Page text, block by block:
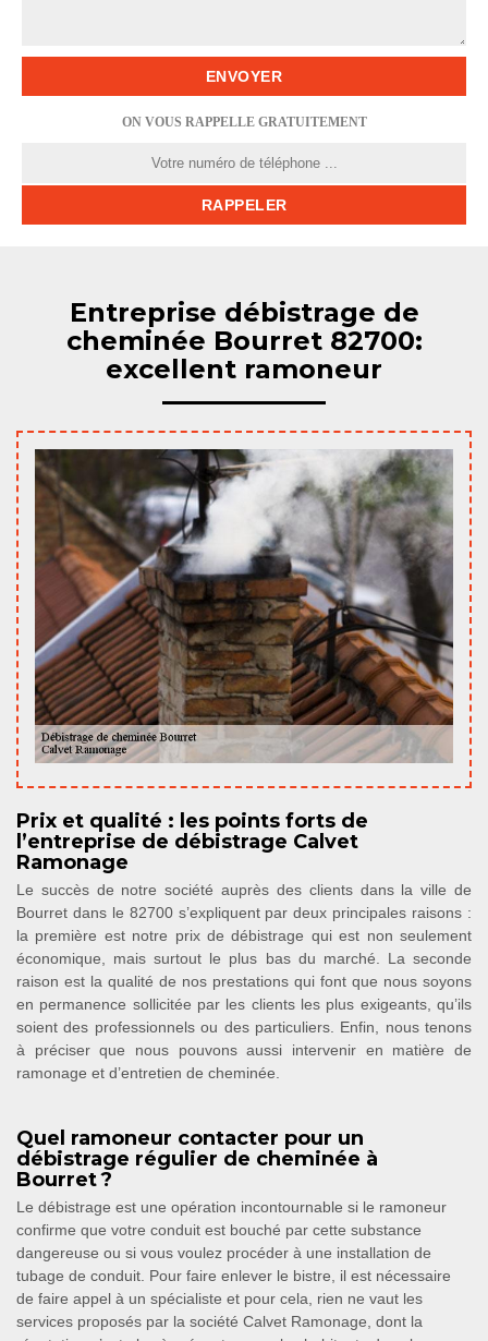
ON VOUS RAPPELLE GRATUITEMENT
Entreprise débistrage de
cheminée Bourret 82700:
excellent ramoneur
Prix et qualité : les points forts de
l’entreprise de débistrage Calvet
Ramonage
Le succès de notre société auprès des clients dans la ville de
Bourret dans le 82700 s’expliquent par deux principales raisons :
la première est notre prix de débistrage qui est non seulement
économique, mais surtout le plus bas du marché. La seconde
raison est la qualité de nos prestations qui font que nous soyons
en permanence sollicitée par les clients les plus exigeants, qu’ils
soient des professionnels ou des particuliers. Enfin, nous tenons
à préciser que nous pouvons aussi intervenir en matière de
ramonage et d’entretien de cheminée.
Quel ramoneur contacter pour un
débistrage régulier de cheminée à
Bourret ?
Le débistrage est une opération incontournable si le ramoneur
confirme que votre conduit est bouché par cette substance
dangereuse ou si vous voulez procéder à une installation de
tubage de conduit. Pour faire enlever le bistre, il est nécessaire
de faire appel à un spécialiste et pour cela, rien ne vaut les
services proposés par la société Calvet Ramonage, dont la